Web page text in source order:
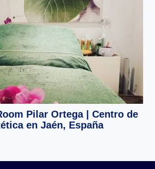
Pilar Ortega | Centro de
en Jaén, España